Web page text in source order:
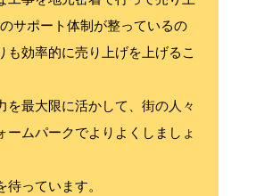
サポート体制が整っているの
も効率的に売り上げを上げるこ
を最大限に活かして、街の人々
ームパークでよりよくしましょ
待っています。